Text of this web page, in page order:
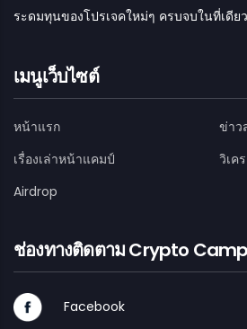
ระดมทุนของโปรเจคใหม่ๆ ครบจบในที่เดียว
เมนูเว็บไซต์
หน้าแรก
ข่าว
เรื่องเล่าหน้าแคมป์
วิเค
Airdrop
ช่องทางติดตาม Crypto
Facebook